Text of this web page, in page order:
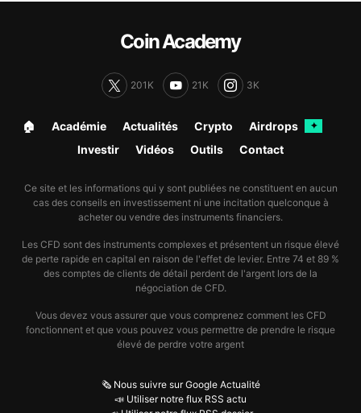
Coin Academy
201K 21K 3K
🏠︎ Académie Actualités Crypto Airdrops ✦
Investir Vidéos Outils Contact
Ce site et les informations qui y sont publiées ne constituent en aucun
cas des conseils en investissement ni une incitation quelconque à
acheter ou vendre des instruments financiers.
Les CFD sont des instruments complexes et présentent un risque élevé
de perte rapide en capital en raison de l'effet de levier. Entre 74 et 89 %
des comptes de clients de détail perdent de l'argent lors de la
négociation de CFD.
Vous devez vous assurer que vous comprenez comment les CFD
fonctionnent et que vous pouvez vous permettre de prendre le risque
élevé de perdre votre argent
🗞️ Nous suivre sur Google Actualité
📣 Utiliser notre flux RSS actu